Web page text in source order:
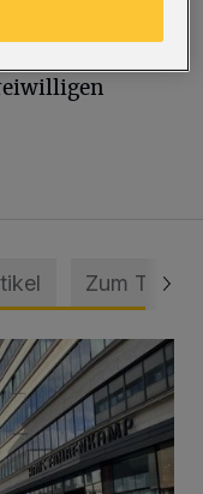
der
auch der
Zum Thema